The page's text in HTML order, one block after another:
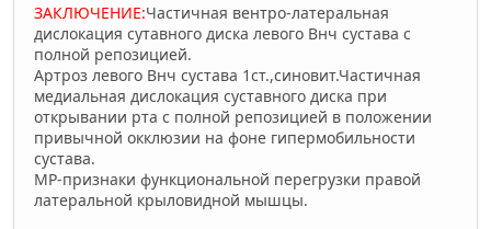
ЗАКЛЮЧЕНИЕ:Частичная вентро-латеральная
дислокация сутавного диска левого Внч сустава с
полной репозицией.
Артроз левого Внч сустава 1ст.,синовит.Частичная
медиальная дислокация суставного диска при
открывании рта с полной репозицией в положении
привычной окклюзии на фоне гипермобильности
сустава.
MP-признаки функциональной перегрузки правой
латеральной крыловидной мышцы.